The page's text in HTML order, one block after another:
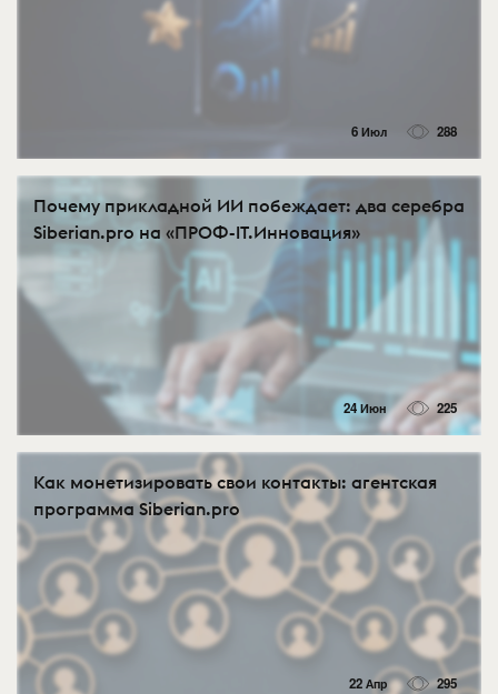
6 Июл 288
Почему прикладной ИИ побеждает: два серебра
Siberian.pro на «ПРОФ-IT.Инновация»
24 Июн 225
Как монетизировать свои контакты: агентская
программа Siberian.pro
22 Апр 295